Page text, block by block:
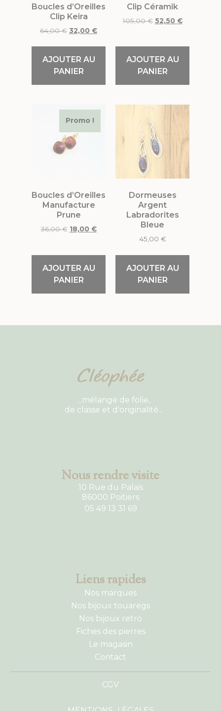
Boucles d’Oreilles
Clip Keira
64,00€ 32,00 €
AJOUTER AU
PANIER
Clip Céramik
105,00€ 52,50 €
AJOUTER AU
PANIER
Promo !
Boucles d’Oreilles
Manufacture
Prune
36,00€ 18,00 €
AJOUTER AU
PANIER
Dormeuses
Argent
Labradorites
Bleue
45,00 €
AJOUTER AU
PANIER
...mélange de folie,
de classe et d'originalité...
Nous rendre visite
10 Rue du Palais
86000 Poitiers
05 49 13 31 69
Liens rapides
Nos marques
Nos bijoux touaregs
Nos bijoux retro
Fiches des pierres
Le magasin
Contact
CGV